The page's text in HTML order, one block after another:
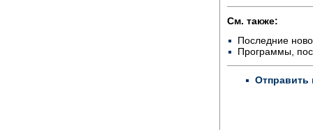
См. также:
Последние
Программы,
Отправить